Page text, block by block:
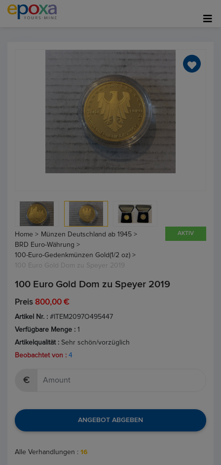
Home > Münzen Deutschland ab 1945 >
BRD Euro-Währung >
100-Euro-Gedenkmünzen Gold(1/2 oz) >
100 Euro Gold Dom zu Speyer 2019
AKTIV
100 Euro Gold Dom zu Speyer 2019
Preis 800,00 €
Artikel Nr. : #ITEM2097O495447
Verfügbare Menge : 1
Artikelqualität : Sehr schön/vorzüglich
Beobachtet von : 4
€
ANGEBOT ABGEBEN
Alle Verhandlungen : 16